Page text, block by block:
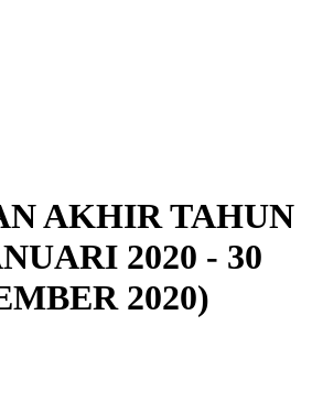
AKHIR TAHUN
2020 - 30
2020)